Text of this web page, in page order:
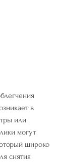
в
или
могут
широко
снятия